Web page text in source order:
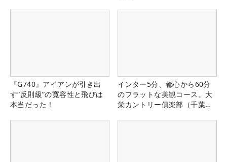
『G740』アイアンが引き出
す“反則級”の寛容性と飛びは
本当だった！
インター5分、都心から60分
のフラットな美観コース。大
栄カントリー俱楽部（千葉